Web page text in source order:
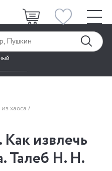
хаоса
извлечь
Талеб Н. Н.